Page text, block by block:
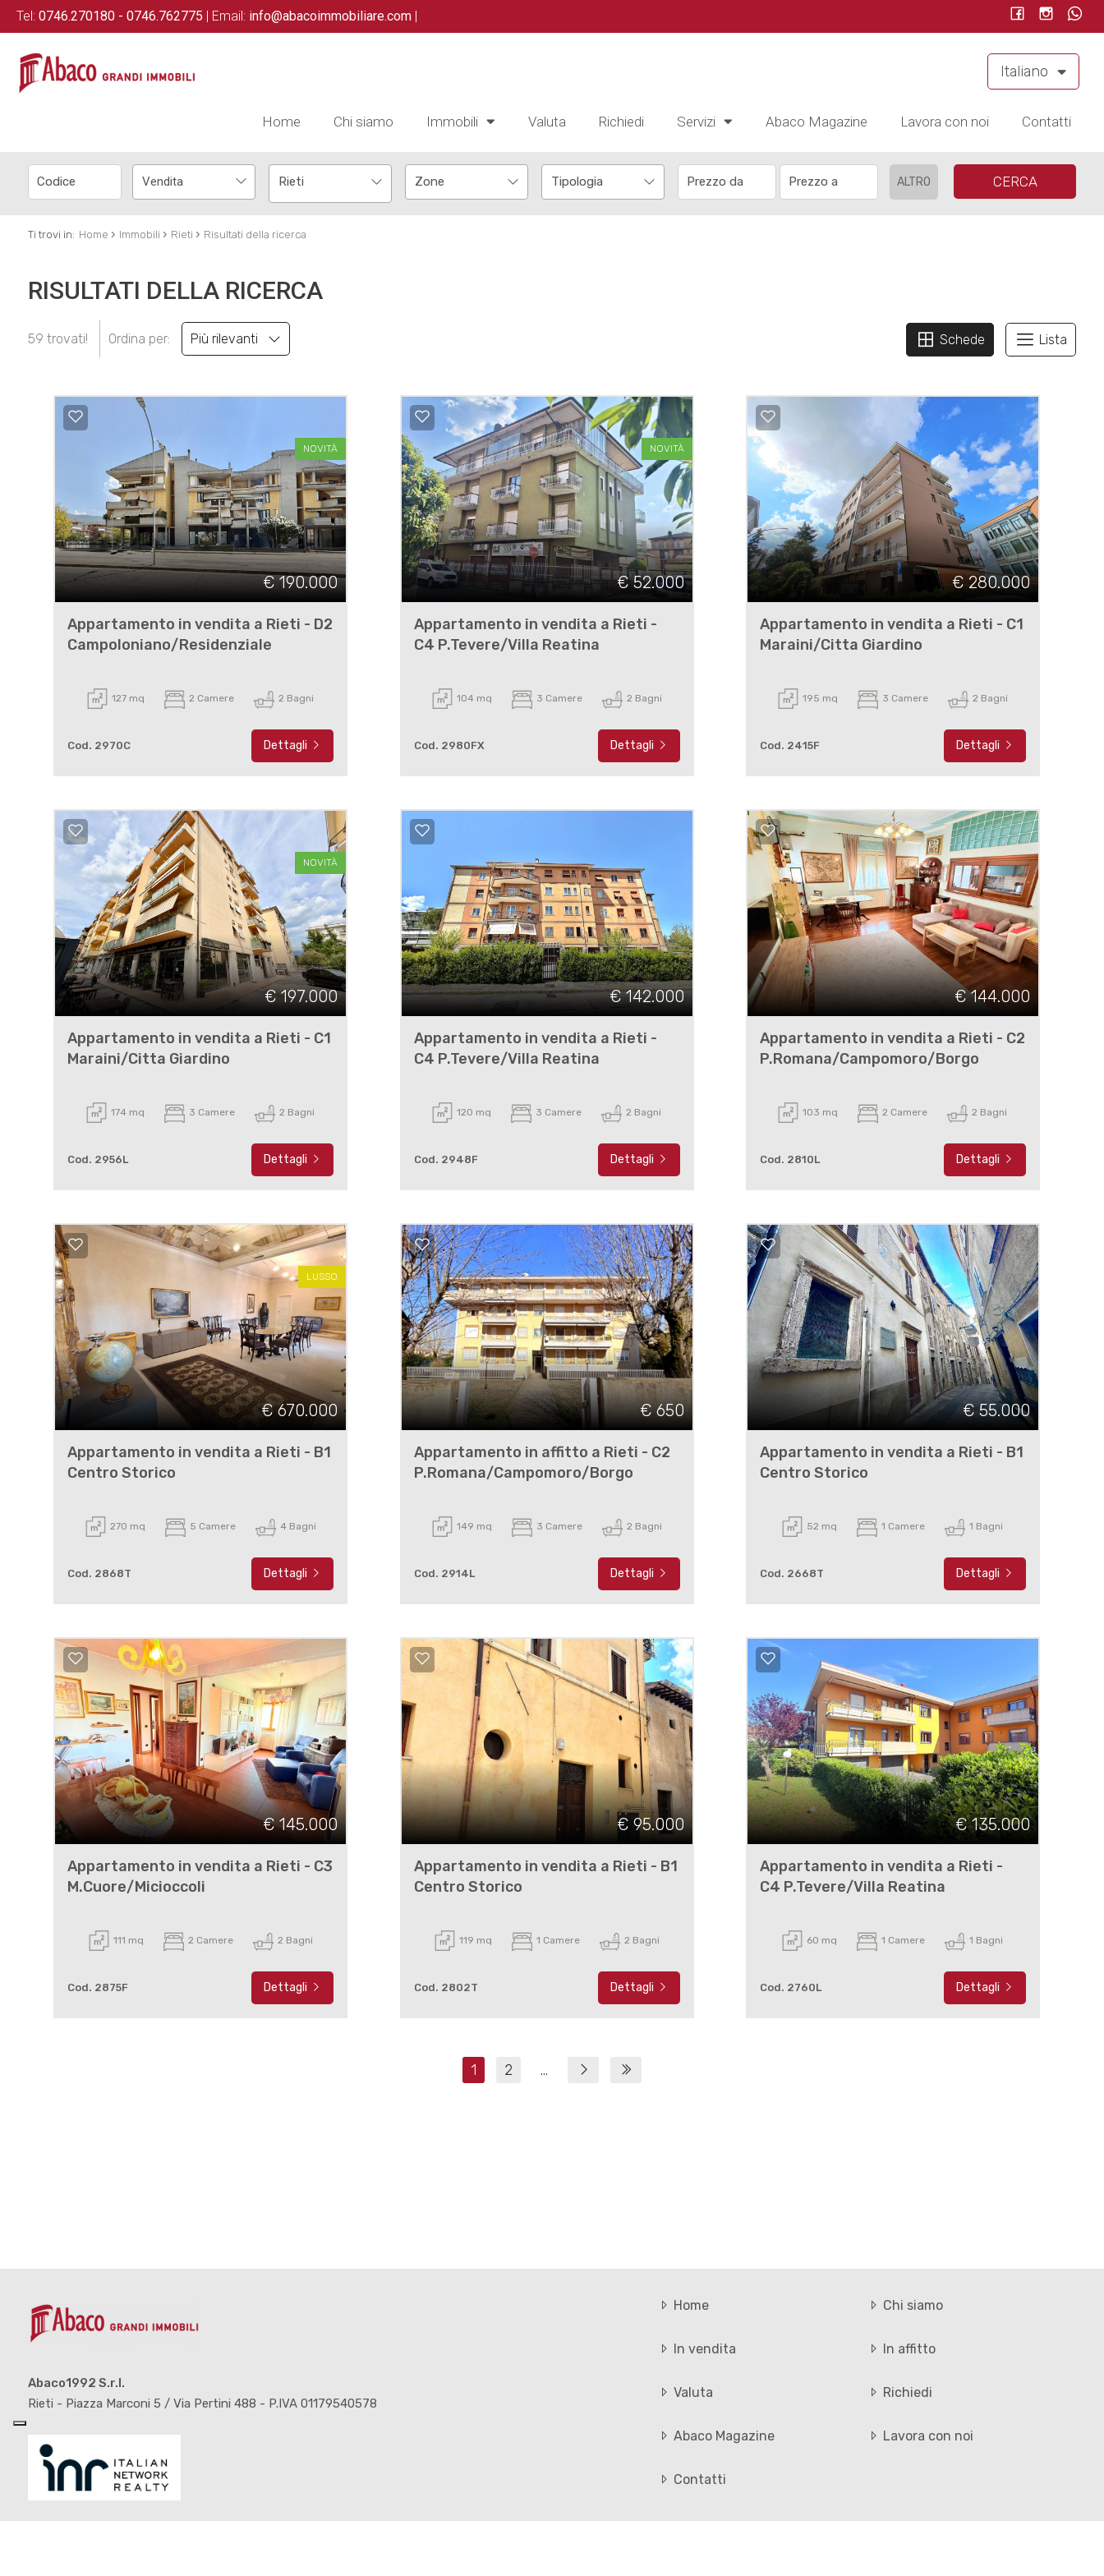
Italiano
Home Chi siamo Immobili Valuta Richiedi Servizi Abaco Magazine Lavora con noi Contatti
Tel: 0746.270180 - 0746.762775 | Email: info@abacoimmobiliare.com |
Vendita Rieti ALTRO CERCA
Ti trovi in: Home › Immobili › Rieti › Risultati della ricerca
RISULTATI DELLA RICERCA
59 trovati! Ordina per: Più rilevanti Schede Lista
NOVITÀ
€ 190.000
Appartamento in vendita a Rieti - D2
Campoloniano/Residenziale
127 mq 2 Camere 2 Bagni
Cod. 2970C Dettagli
NOVITÀ
€ 52.000
Appartamento in vendita a Rieti -
C4 P.Tevere/Villa Reatina
104 mq 3 Camere 2 Bagni
Cod. 2980FX Dettagli
€ 280.000
Appartamento in vendita a Rieti - C1
Maraini/Citta Giardino
195 mq 3 Camere 2 Bagni
Cod. 2415F Dettagli
NOVITÀ
€ 197.000
Appartamento in vendita a Rieti - C1
Maraini/Citta Giardino
174 mq 3 Camere 2 Bagni
Cod. 2956L Dettagli
€ 142.000
Appartamento in vendita a Rieti -
C4 P.Tevere/Villa Reatina
120 mq 3 Camere 2 Bagni
Cod. 2948F Dettagli
€ 144.000
Appartamento in vendita a Rieti - C2
P.Romana/Campomoro/Borgo
103 mq 2 Camere 2 Bagni
Cod. 2810L Dettagli
LUSSO
€ 670.000
Appartamento in vendita a Rieti - B1
Centro Storico
270 mq 5 Camere 4 Bagni
Cod. 2868T Dettagli
€ 650
Appartamento in affitto a Rieti - C2
P.Romana/Campomoro/Borgo
149 mq 3 Camere 2 Bagni
Cod. 2914L Dettagli
€ 55.000
Appartamento in vendita a Rieti - B1
Centro Storico
52 mq 1 Camere 1 Bagni
Cod. 2668T Dettagli
€ 145.000
Appartamento in vendita a Rieti - C3
M.Cuore/Micioccoli
111 mq 2 Camere 2 Bagni
Cod. 2875F Dettagli
€ 95.000
Appartamento in vendita a Rieti - B1
Centro Storico
119 mq 1 Camere 2 Bagni
Cod. 2802T Dettagli
€ 135.000
Appartamento in vendita a Rieti -
C4 P.Tevere/Villa Reatina
60 mq 1 Camere 1 Bagni
Cod. 2760L Dettagli
1 2 ...
Abaco1992 S.r.l.
Rieti - Piazza Marconi 5 / Via Pertini 488 - P.IVA 01179540578
Home Chi siamo
In vendita In affitto
Valuta Richiedi
Abaco Magazine Lavora con noi
Contatti